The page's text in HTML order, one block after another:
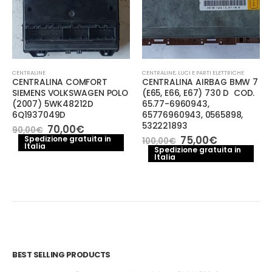
CENTRALINE
CENTRALINA COMFORT
SIEMENS VOLKSWAGEN POLO
(2007) 5WK48212D
6Q1937049D
90,00€ Il
prezzo
originale
70,00€Il
prezzo
attuale
Spedizione gratuita in
Italia
CENTRALINE, LUCI E PARTI ELETTRICHE
CENTRALINA AIRBAG BMW 7
(E65, E66, E67) 730 D COD.
65.77-6960943,
65776960943, 0565898,
532221893
100,00€ Il
prezzo
originale
75,00€Il
prezzo
attuale
Spedizione gratuita in
Italia
BEST SELLING PRODUCTS